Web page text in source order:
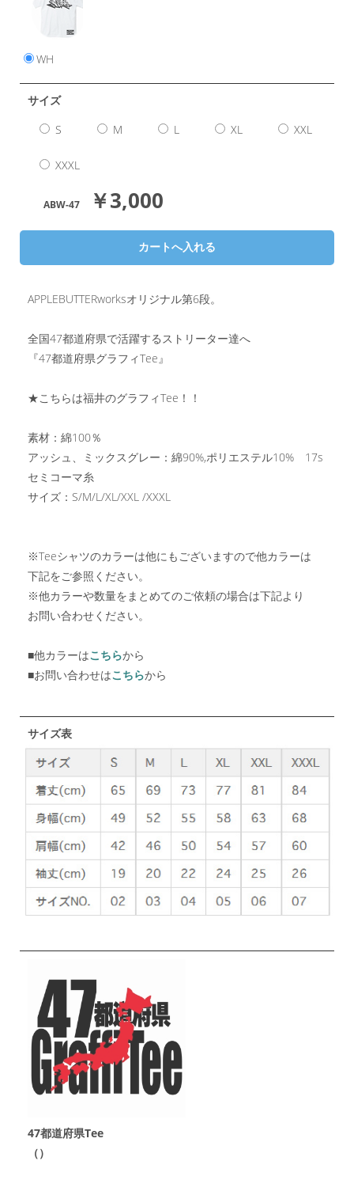
WH
サイズ
S M L XL XXL
XXXL
ABW-47 ￥3,000
APPLEBUTTERworksオリジナル第6段。
全国47都道府県で活躍するストリーター達へ
『47都道府県グラフィTee』
★こちらは福井のグラフィTee！！
素材：綿100％
アッシュ、ミックスグレー：綿90%,ポリエステル10% 17s
セミコーマ糸
サイズ：S/M/L/XL/XXL /XXXL
※Teeシャツのカラーは他にもございますので他カラーは
下記をご参照ください。
※他カラーや数量をまとめてのご依頼の場合は下記より
お問い合わせください。
■他カラーはこちらから
■お問い合わせはこちらから
サイズ表
47都道府県Tee
（）